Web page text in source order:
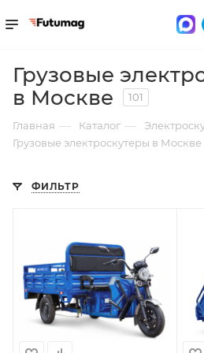
Грузовые
в Москве
101
Главная — Каталог —
Грузовые электроскутеры в Москве
ФИЛЬТР